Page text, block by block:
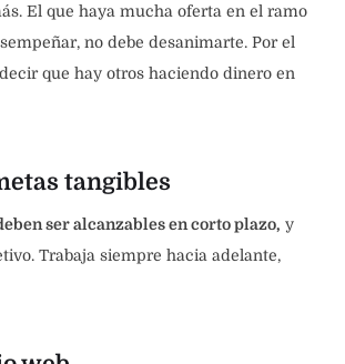
El que haya mucha oferta en el ramo
no debe desanimarte. Por el
que hay otros haciendo dinero en
tangibles
ser alcanzables en corto plazo, y
Trabaja siempre hacia adelante,